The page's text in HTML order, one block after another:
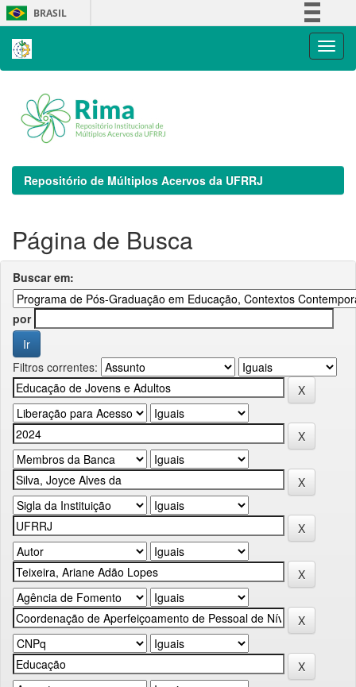
Skip
navigation
BRASIL
Repositório de Múltiplos Acervos da UFRRJ
Página de Busca
Buscar em:
por
Filtros correntes: